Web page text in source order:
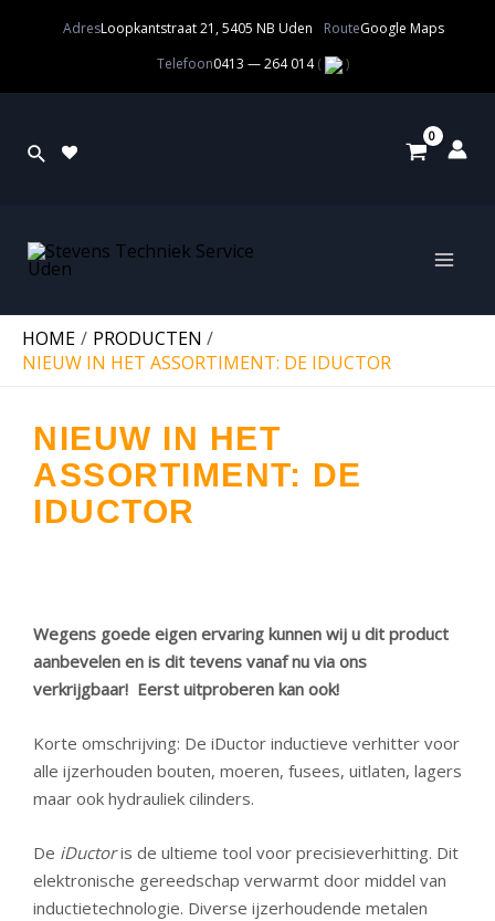
AdresLoopkantstraat 21, 5405 NB Uden RouteGoogle Maps
Telefoon0413 — 264 014( )
HOME
PRODUCTEN
NIEUW IN HET ASSORTIMENT: DE IDUCTOR
NIEUW IN HET
ASSORTIMENT: DE
IDUCTOR
Wegens goede eigen ervaring kunnen wij u dit product
aanbevelen en is dit tevens vanaf nu via ons
verkrijgbaar! Eerst uitproberen kan ook!
Korte omschrijving: De iDuctor inductieve verhitter voor
alle ijzerhouden bouten, moeren, fusees, uitlaten, lagers
maar ook hydrauliek cilinders.
De iDuctoris de ultieme tool voor precisieverhitting. Dit
elektronische gereedschap verwarmt door middel van
inductietechnologie. Diverse ijzerhoudende metalen